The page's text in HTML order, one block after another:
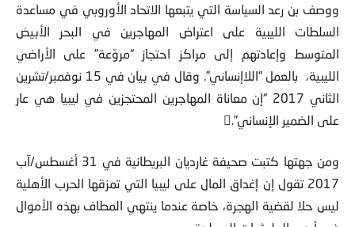
ووصف بن رعد السياسة التي يتبعها الاتحاد الأوروبي في مساعدة
السلطات الليبية على اعتراض المهاجرين في البحر الأبيض
المتوسط وإعادتهم إلى مراكز احتجاز “مروّعة” على الأراضي
الليبية، بالعمل “اللاإنساني”. وقال في بيان في 15 نوفمبر/تشرين
الثاني 2017 “إن معاناة المهاجرين المحتجزين في ليبيا هي عار
على الضمير الإنساني”.
ومن جهتها كتبت صحيفة غارديان البريطانية في 31 أغسطس/آب
2017 تقول إن إغداق المال على ليبيا التي تمزقها الحرب الأهلية
ليس حلا لقضية الهجرة، خاصة عندما ينتهي المطاف بهذه الأموال